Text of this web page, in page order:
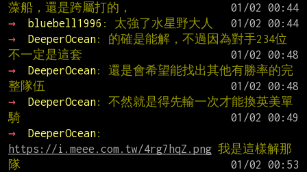
藻船，還是跨屬打的，
→
bluebell1996 : 太強了水星野大人
→
DeeperOcean: 的確是能解，不過因為對手234位
不一定是這套
→
DeeperOcean: 還是會希望能找出其他有勝率的完
整隊伍
→
DeeperOcean: 不然就是得先輸一次才能換英美單
騎
→
DeeperOcean
https://i.meee.com.tw/4rg7hqZ.png 我是這樣解那
隊